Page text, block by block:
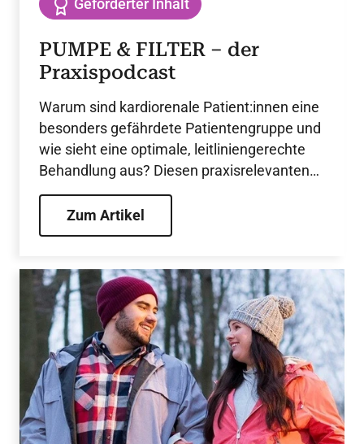
Geförderter Inhalt
PUMPE & FILTER – der
Praxispodcast
Warum sind kardiorenale Patient:innen eine
besonders gefährdete Patientengruppe und
wie sieht eine optimale, leitliniengerechte
Behandlung aus? Diesen praxisrelevanten
Fragen geht die Podcastreihe PUMPE &
FILTER mit Expert:innen verschiedener
Fachrichtungen auf den Grund –
einer Prise Humor.
Zum Artikel